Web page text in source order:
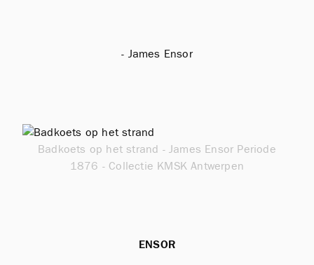
- James Ensor
Badkoets op het strand - James Ensor Periode
1876 - Collectie KMSK Antwerpen
ENSOR